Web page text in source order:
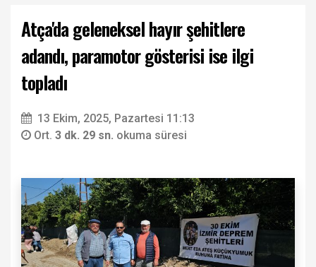
Atça'da geleneksel hayır şehitlere
adandı, paramotor gösterisi ise ilgi
topladı
13 Ekim, 2025, Pazartesi 11:13
Ort. 3 dk. 29 sn. okuma süresi